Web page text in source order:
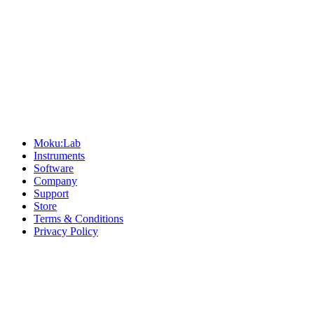
Moku:Lab
Instruments
Software
Company
Support
Store
Terms & Conditions
Privacy Policy